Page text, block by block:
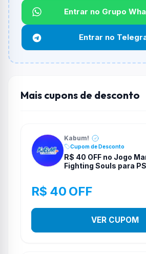
Qual é o desconto máximo?
Não informado ou sem limite.
Funciona em qualquer produto?
Não necessariamente. Depende de
e alguns vendedores ou produtos
Entrar no Grupo
Entrar no
Mais cupons de desconto
Kabum!
Cupom de Desconto
R$ 40 OFF no Jogo
Fighting Souls para
R$ 40 OFF
VER CUPOM